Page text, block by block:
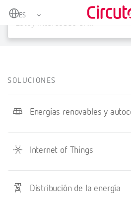
SOLUCIONES
Energías renovables y
Internet of Things
Distribución de la energía